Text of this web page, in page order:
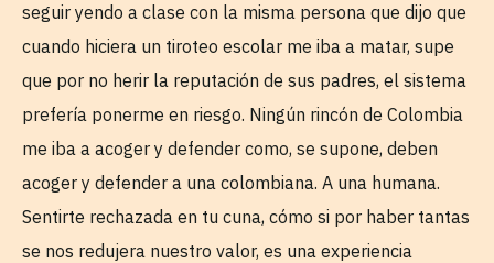
seguir yendo a clase con la misma persona que dijo que
cuando hiciera un tiroteo escolar me iba a matar, supe
que por no herir la reputación de sus padres, el sistema
prefería ponerme en riesgo. Ningún rincón de Colombia
me iba a acoger y defender como, se supone, deben
acoger y defender a una colombiana. A una humana.
Sentirte rechazada en tu cuna, cómo si por haber tantas
se nos redujera nuestro valor, es una experiencia